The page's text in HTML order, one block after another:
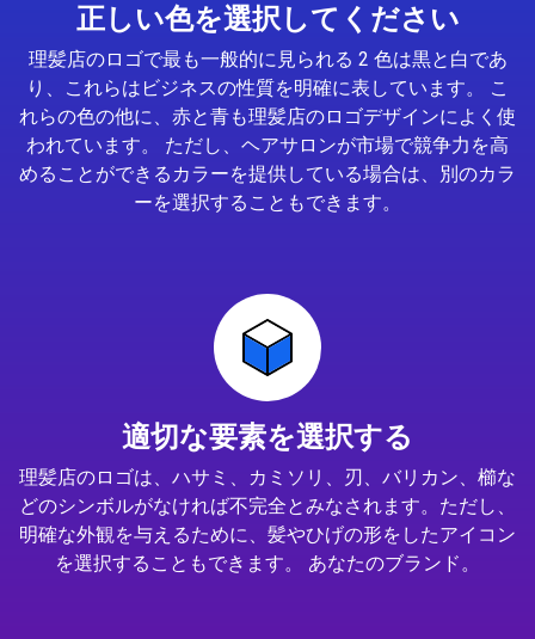
正しい色を選択してください
理髪店のロゴで最も一般的に見られる 2 色は黒と白であ
り、これらはビジネスの性質を明確に表しています。 こ
れらの色の他に、赤と青も理髪店のロゴデザインによく使
われています。 ただし、ヘアサロンが市場で競争力を高
めることができるカラーを提供している場合は、別のカラ
ーを選択することもできます。
適切な要素を選択する
理髪店のロゴは、ハサミ、カミソリ、刃、バリカン、櫛な
どのシンボルがなければ不完全とみなされます。ただし、
明確な外観を与えるために、髪やひげの形をしたアイコン
を選択することもできます。 あなたのブランド。